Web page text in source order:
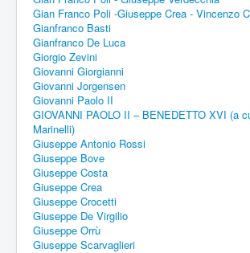
Gian Franco Poli -Giuseppe Crea - Vincenzo
Gianfranco Basti
Gianfranco De Luca
Giorgio Zevini
Giovanni Giorgianni
Giovanni Jorgensen
Giovanni Paolo II
GIOVANNI PAOLO II – BENEDETTO XVI (a
Marinelli)
Giuseppe Antonio Rossi
Giuseppe Bove
Giuseppe Costa
Giuseppe Crea
Giuseppe Crocetti
Giuseppe De Virgilio
Giuseppe Orrù
Giuseppe Scarvaglieri